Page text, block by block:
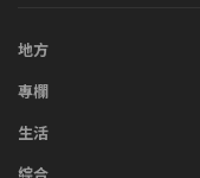
地方
專欄
生活